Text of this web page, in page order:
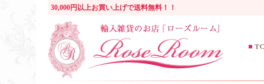
30,000円以上お買い上げで送料無料！！